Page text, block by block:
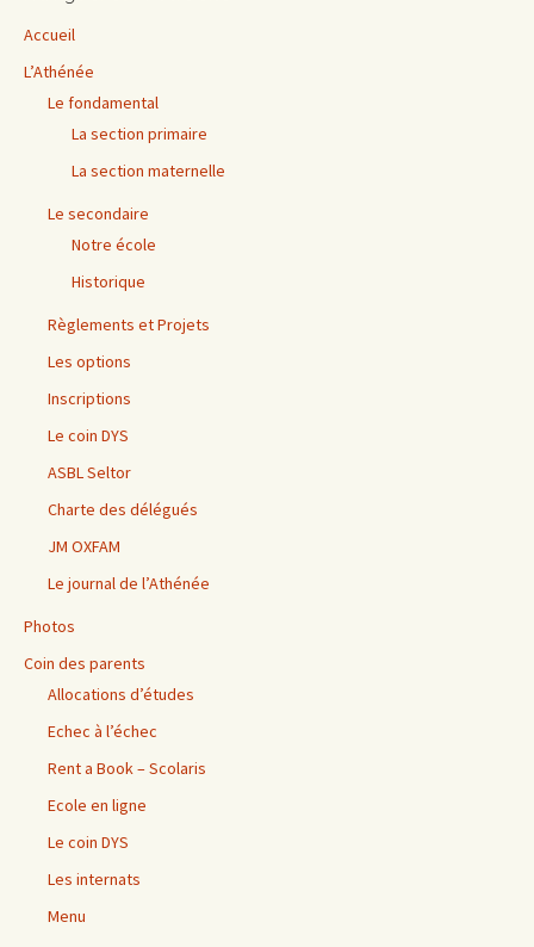
Accueil
L’Athénée
Le fondamental
La section primaire
La section maternelle
Le secondaire
Notre école
Historique
Règlements et Projets
Les options
Inscriptions
Le coin DYS
ASBL Seltor
Charte des délégués
JM OXFAM
Le journal de l’Athénée
Photos
Coin des parents
Allocations d’études
Echec à l’échec
Rent a Book – Scolaris
Ecole en ligne
Le coin DYS
Les internats
Menu